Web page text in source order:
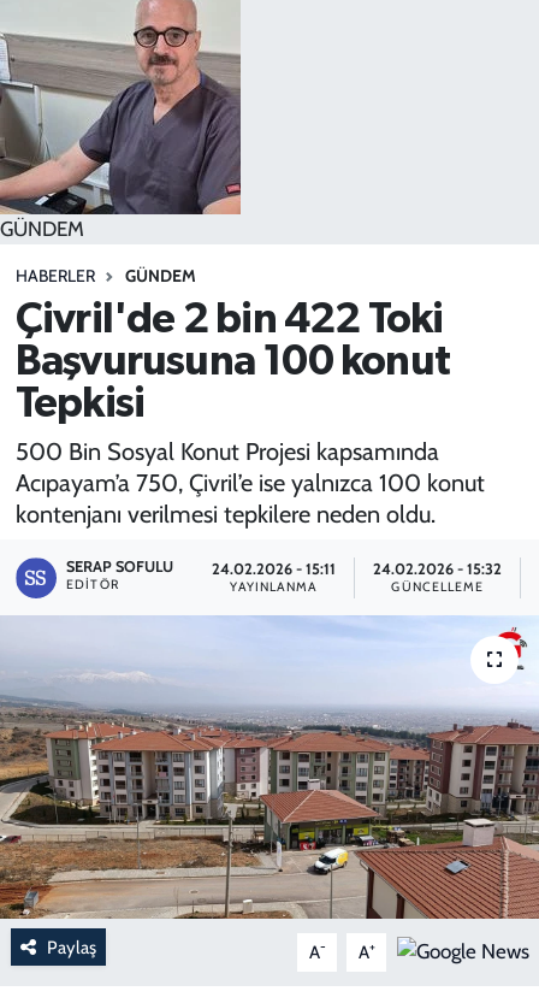
GÜNDEM
HABERLER GÜNDEM
Çivril'de 2 bin 422 Toki
Başvurusuna 100 konut
Tepkisi
500 Bin Sosyal Konut Projesi kapsamında
Acıpayam’a 750, Çivril’e ise yalnızca 100 konut
kontenjanı verilmesi tepkilere neden oldu.
SERAP SOFULU
EDITÖR
24.02.2026 - 15:11
YAYINLANMA
24.02.2026 - 15:32
GÜNCELLEME
Paylaş A- A+
SPOR
TEKNOLOJİ
YAŞAM